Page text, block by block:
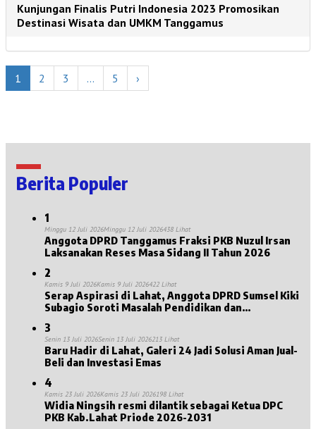
Kunjungan Finalis Putri Indonesia 2023 Promosikan
Destinasi Wisata dan UMKM Tanggamus
1 2 3 … 5 ›
Berita Populer
1
Minggu 12 Juli 2026Minggu 12 Juli 2026438 Lihat
Anggota DPRD Tanggamus Fraksi PKB Nuzul Irsan
Laksanakan Reses Masa Sidang II Tahun 2026
2
Kamis 9 Juli 2026Kamis 9 Juli 2026422 Lihat
Serap Aspirasi di Lahat, Anggota DPRD Sumsel Kiki
Subagio Soroti Masalah Pendidikan dan
3
Senin 13 Juli 2026Senin 13 Juli 2026213 Lihat
Baru Hadir di Lahat, Galeri 24 Jadi Solusi Aman Jual-
Beli dan Investasi Emas
4
Kamis 23 Juli 2026Kamis 23 Juli 2026198 Lihat
Widia Ningsih resmi dilantik sebagai Ketua DPC
PKB Kab.Lahat Priode 2026-2031